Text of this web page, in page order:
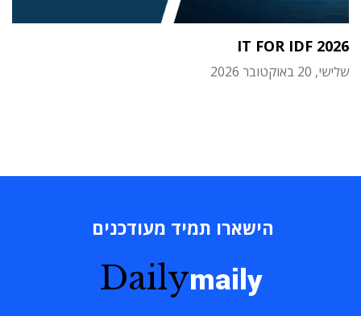
IT FOR IDF 2026
שלישי, 20 באוקטובר 2026
הישארו תמיד מעודכנים
Dailymaily